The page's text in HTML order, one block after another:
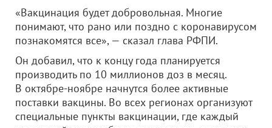
«Вакцинация будет добровольная. Многие
понимают, что рано или поздно с коронавирусом
познакомятся все», — сказал глава РФПИ.
Он добавил, что к концу года планируется
производить по 10 миллионов доз в месяц.
В октябре-ноябре начнутся более активные
поставки вакцины. Во всех регионах организуют
специальные пункты вакцинации, где каждый